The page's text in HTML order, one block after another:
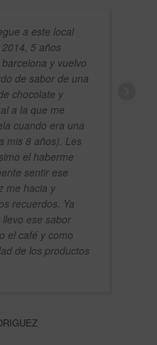
a este local
5 años
y vuelvo
de sabor de una
chocolate y
a la que me
cuando era una
mis 8 años). Les
el haberme
sentir ese
me hacia y
recuerdos. Ya
ese sabor
el café y como
de los productos